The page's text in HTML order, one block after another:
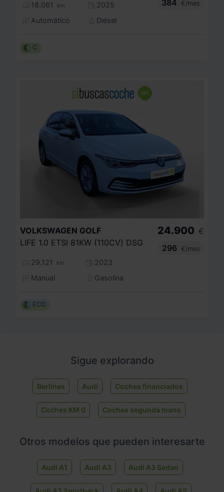
18.061 km
2025
Automático
Diésel
384 €/mes
C
VOLKSWAGEN GOLF
LIFE 1.0 ETSI 81KW (110CV) DSG
29.121 km
2023
Manual
Gasolina
24.900 €
296
€/mes
ECO
Sigue explorando
Berlinas Audi Coches financiados
Coches KM 0 Coches segunda mano
Otros modelos que pueden interesarte
Audi A1 Audi A3 Audi A3 Sedan